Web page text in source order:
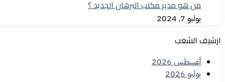
من هو مدير مكتب البرهان الجديد ؟
يوليو 7, 2024
ارشيف الشعب
أغسطس 2026
يوليو 2026